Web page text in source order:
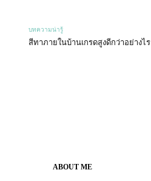
บทความน่ารู้
สีทาภายในบ้านเกรดสูงดีกว่าอย่างไร
ABOUT ME